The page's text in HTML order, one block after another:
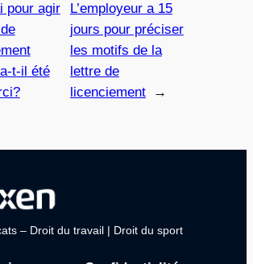
pour agir
t-il été
L’employeur a 15
jours pour préciser
les motifs de la
lettre de
licenciement
→
– Droit du travail | Droit du sport